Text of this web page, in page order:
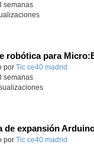
semanas
robótica para
educativo.
por Tic ce40 madrid
semanas
de expansión
educativo.
por Tic ce40 madrid